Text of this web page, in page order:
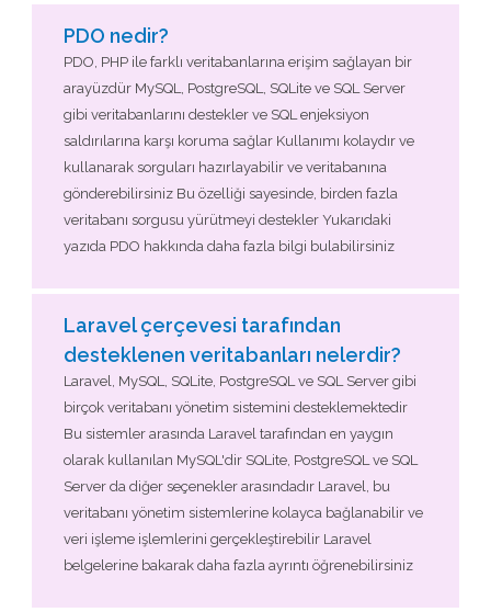
PDO nedir?
PDO, PHP ile farklı veritabanlarına erişim sağlayan bir
arayüzdür MySQL, PostgreSQL, SQLite ve SQL Server
gibi veritabanlarını destekler ve SQL enjeksiyon
saldırılarına karşı koruma sağlar Kullanımı kolaydır ve
kullanarak sorguları hazırlayabilir ve veritabanına
gönderebilirsiniz Bu özelliği sayesinde, birden fazla
veritabanı sorgusu yürütmeyi destekler Yukarıdaki
yazıda PDO hakkında daha fazla bilgi bulabilirsiniz
Laravel çerçevesi tarafından
desteklenen veritabanları nelerdir?
Laravel, MySQL, SQLite, PostgreSQL ve SQL Server gibi
birçok veritabanı yönetim sistemini desteklemektedir
Bu sistemler arasında Laravel tarafından en yaygın
olarak kullanılan MySQL'dir SQLite, PostgreSQL ve SQL
Server da diğer seçenekler arasındadır Laravel, bu
veritabanı yönetim sistemlerine kolayca bağlanabilir ve
veri işleme işlemlerini gerçekleştirebilir Laravel
belgelerine bakarak daha fazla ayrıntı öğrenebilirsiniz